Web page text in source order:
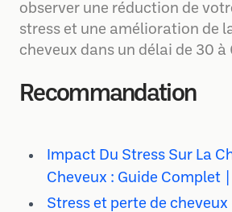
observer une réduction de
stress et une amélioration de
cheveux dans un délai de 30 à
Recommandation
Impact Du Stress Sur La
Cheveux : Guide Complet
Stress et perte de cheveux